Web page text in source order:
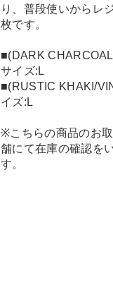
り、普段使いからレ
枚です。
■(DARK
サイズ:L
■(RUSTIC KHAKI/
イズ:L
※こちらの商品のお
舗にて在庫の確認を
す。